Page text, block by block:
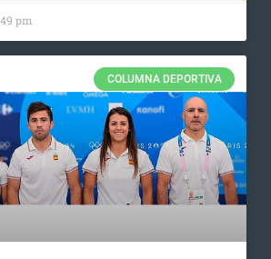
pm
COLUMNA DEPORTIVA